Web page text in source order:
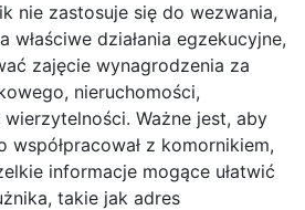
nie zastosuje się do wezwania,
działania egzekucyjne,
zajęcie wynagrodzenia za
nieruchomości,
Ważne jest, aby
z komornikiem,
informacje mogące ułatwić
takie jak adres